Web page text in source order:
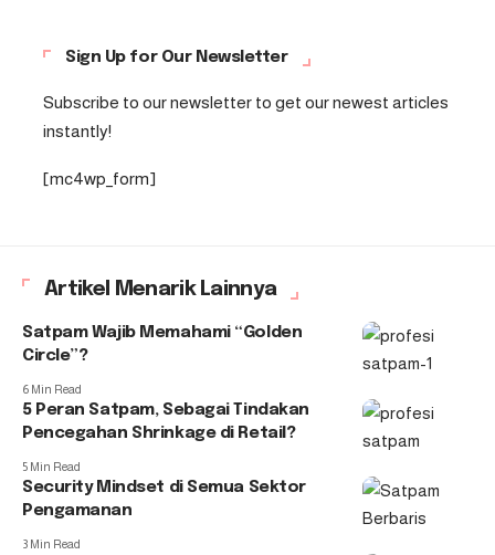
Sign Up for Our Newsletter
Subscribe to our newsletter to get our newest articles
instantly!
[mc4wp_form]
Artikel Menarik Lainnya
Satpam Wajib Memahami “Golden
Circle”?
6 Min Read
5 Peran Satpam, Sebagai Tindakan
Pencegahan Shrinkage di Retail?
5 Min Read
Security Mindset di Semua Sektor
Pengamanan
3 Min Read